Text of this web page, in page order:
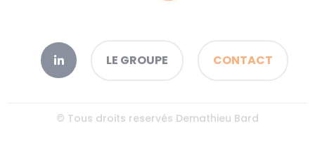
LE GROUPE CONTACT
© Tous droits reservés Demathieu Bard